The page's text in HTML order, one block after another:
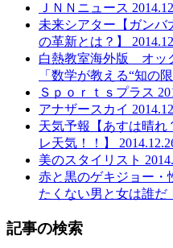
ＪＮＮニュース
未来シアター【ガンバ
の革新とは？】
白熱教室海外版 オッ
「数学が教える“知の
Ｓｐｏｒｔｓプラス
アナザースカイ
天気予報【あすは晴れ
レ天気！！】
美のスタイリスト
赤と黒のゲキジョー・
たくない男と女は誰だ
記事の検索